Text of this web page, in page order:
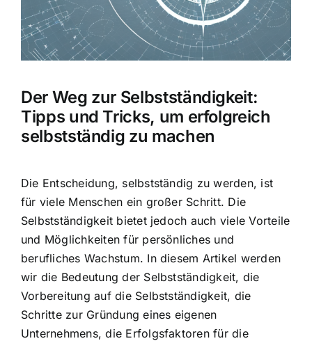
Hausratversicherung
Berufsunfähigkeitsversicherung
Weitere Tarifvergleiche
Hilfe und Kontakt
Der Weg zur Selbstständigkeit:
Tipps und Tricks, um erfolgreich
selbstständig zu machen
Die Entscheidung, selbstständig zu werden, ist
für viele Menschen ein großer Schritt. Die
Selbstständigkeit bietet jedoch auch viele Vorteile
und Möglichkeiten für persönliches und
berufliches Wachstum. In diesem Artikel werden
wir die Bedeutung der Selbstständigkeit, die
Vorbereitung auf die Selbstständigkeit, die
Schritte zur Gründung eines eigenen
Unternehmens, die Erfolgsfaktoren für die